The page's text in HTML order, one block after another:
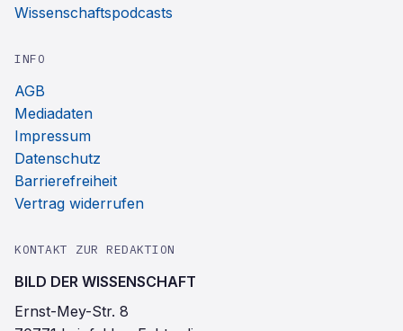
Wissenschaftspodcasts
INFO
AGB
Mediadaten
Impressum
Datenschutz
Barrierefreiheit
Vertrag widerrufen
KONTAKT ZUR REDAKTION
BILD DER WISSENSCHAFT
Ernst-Mey-Str. 8